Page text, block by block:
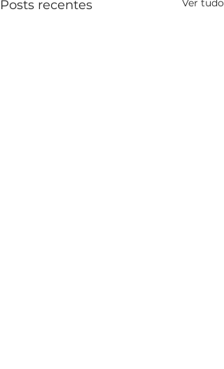
Posts recentes Ver tudo